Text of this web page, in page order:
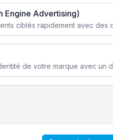
Engine Advertising)